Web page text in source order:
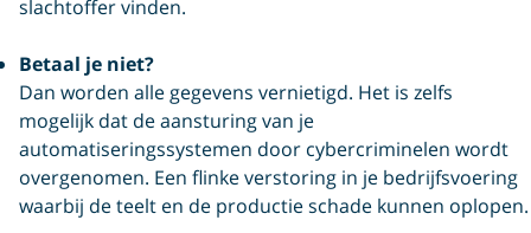
slachtoffer vinden.
Betaal je niet?
Dan worden alle gegevens vernietigd. Het is zelfs
mogelijk dat de aansturing van je
automatiseringssystemen door cybercriminelen wordt
overgenomen. Een flinke verstoring in je bedrijfsvoering
waarbij de teelt en de productie schade kunnen oplopen.